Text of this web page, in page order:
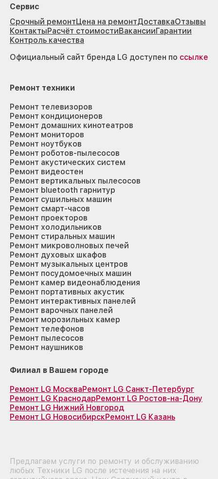
Сервис
Срочный ремонтЦена на ремонтДоставкаОтзывы
КонтактыРасчёт стоимостиВакансииГарантии
Контроль качества
Официальный сайт бренда LG доступен по ссылке
Ремонт техники
Ремонт телевизоров
Ремонт кондиционеров
Ремонт домашних кинотеатров
Ремонт мониторов
Ремонт ноутбуков
Ремонт роботов-пылесосов
Ремонт акустических систем
Ремонт видеостен
Ремонт вертикальных пылесосов
Ремонт bluetooth гарнитур
Ремонт сушильных машин
Ремонт смарт-часов
Ремонт проекторов
Ремонт холодильников
Ремонт стиральных машин
Ремонт микроволновых печей
Ремонт духовых шкафов
Ремонт музыкальных центров
Ремонт посудомоечных машин
Ремонт камер видеонаблюдения
Ремонт портативных акустик
Ремонт интерактивных панелей
Ремонт варочных панелей
Ремонт морозильных камер
Ремонт телефонов
Ремонт пылесосов
Ремонт наушников
Филиал в Вашем городе
Ремонт LG МоскваРемонт LG Санкт-Петербург
Ремонт LG КраснодарРемонт LG Ростов-на-Дону
Ремонт LG Нижний Новгород
Ремонт LG НовосибирскРемонт LG Казань
Предлагаем услуги по ремонту и обслуживанию
любых Техники LG после истечения на них